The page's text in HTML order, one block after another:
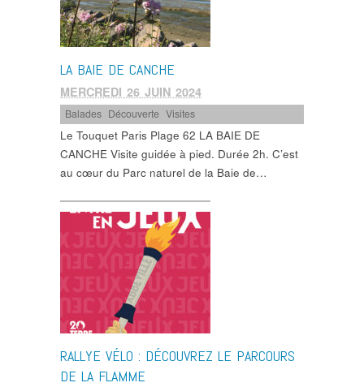
LA BAIE DE CANCHE
MERCREDI 26 JUIN 2024
Balades Découverte ,Visites
Le Touquet Paris Plage 62 LA BAIE DE
CANCHE Visite guidée à pied. Durée 2h. C’est
au cœur du Parc naturel de la Baie de…
RALLYE VÉLO : DÉCOUVREZ LE PARCOURS
DE LA FLAMME